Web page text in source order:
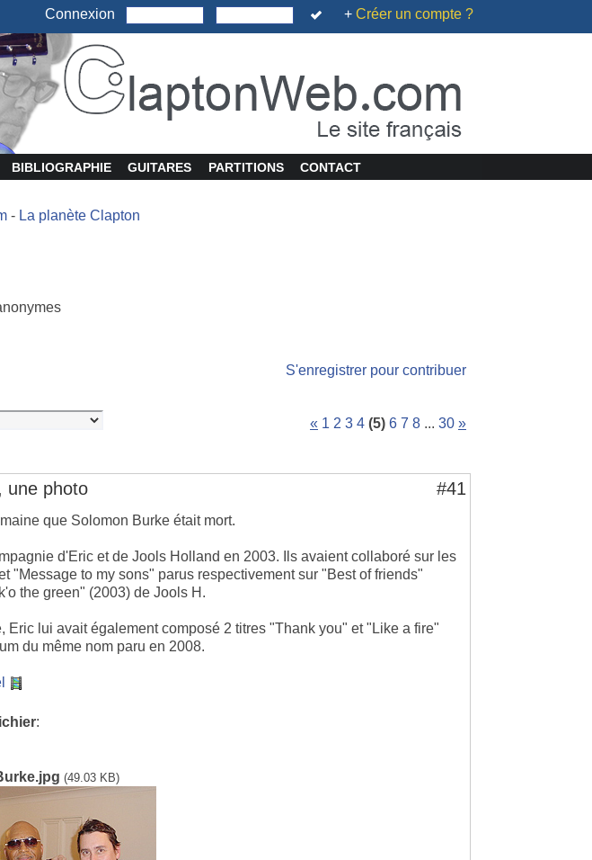
Connexion + Créer un compte ?
BIBLIOGRAPHIE GUITARES PARTITIONS CONTACT
- La planète Clapton
S'enregistrer pour contribuer
« 1 2 3 4 (5) 6 7 8 ... 30 »
une photo #41
que Solomon Burke était mort.
d'Eric et de Jools Holland en 2003. Ils avaient collaboré sur les
"Message to my sons" parus respectivement sur "Best of friends"
the green" (2003) de Jools H.
Eric lui avait également composé 2 titres "Thank you" et "Like a fire"
du même nom paru en 2008.
:
(49.03 KB)